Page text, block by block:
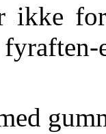
ikke